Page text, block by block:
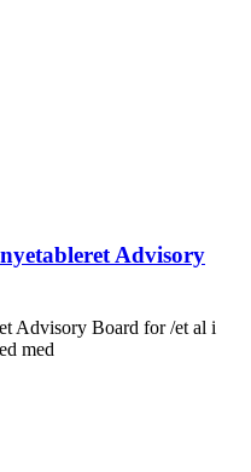
Advisory
Advisory Board for /et al i
med